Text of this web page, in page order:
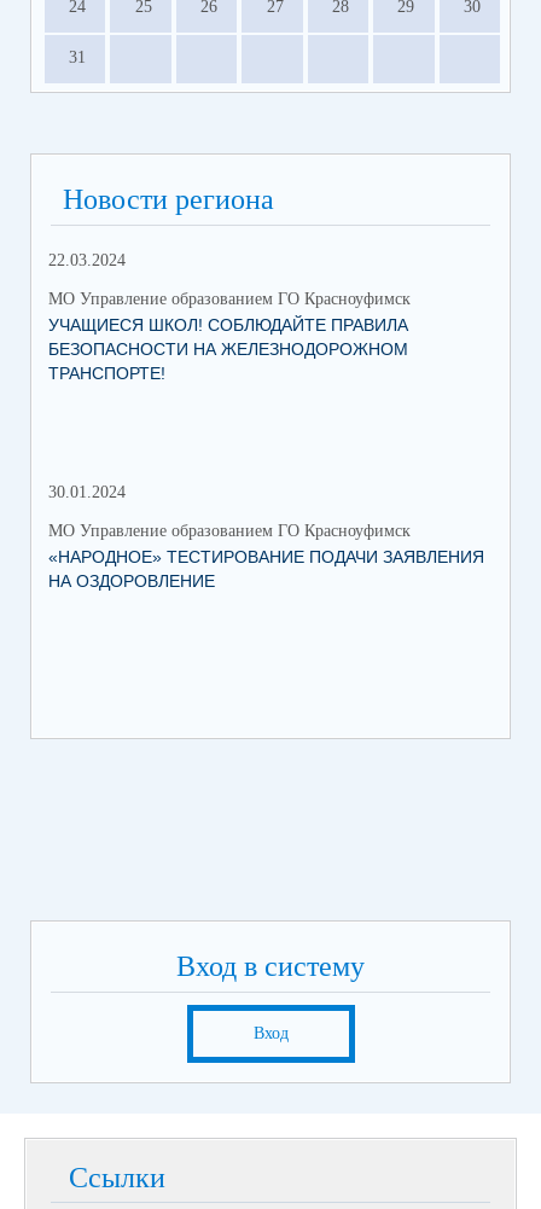
24 25 26 27 28 29 30
31
Новости региона
22.03.2024
МО Управление образованием ГО Красноуфимск
УЧАЩИЕСЯ ШКОЛ! СОБЛЮДАЙТЕ ПРАВИЛА
БЕЗОПАСНОСТИ НА ЖЕЛЕЗНОДОРОЖНОМ
ТРАНСПОРТЕ!
30.01.2024
МО Управление образованием ГО Красноуфимск
«НАРОДНОЕ» ТЕСТИРОВАНИЕ ПОДАЧИ ЗАЯВЛЕНИЯ
НА ОЗДОРОВЛЕНИЕ
Вход в систему
Вход
Ссылки